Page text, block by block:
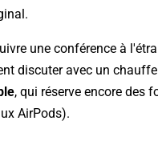
une conférence à
discuter avec un
, qui réserve encore des
AirPods).